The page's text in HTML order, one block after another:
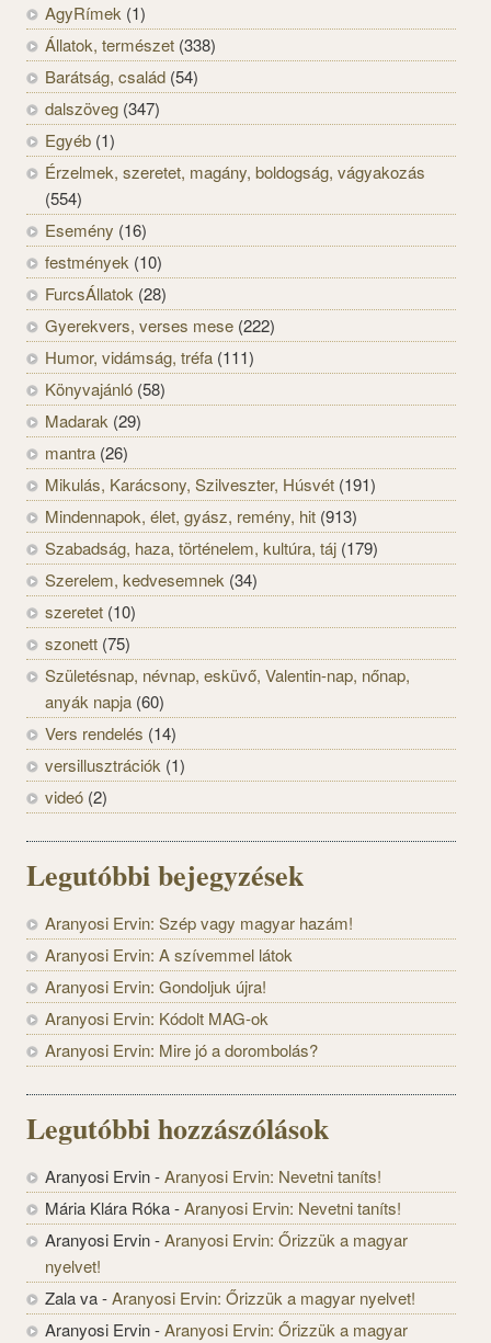
AgyRímek (1)
Állatok, természet (338)
Barátság, család (54)
dalszöveg (347)
Egyéb (1)
Érzelmek, szeretet, magány, boldogság, vágyakozás
(554)
Esemény (16)
festmények (10)
FurcsÁllatok (28)
Gyerekvers, verses mese (222)
Humor, vidámság, tréfa (111)
Könyvajánló (58)
Madarak (29)
mantra (26)
Mikulás, Karácsony, Szilveszter, Húsvét (191)
Mindennapok, élet, gyász, remény, hit (913)
Szabadság, haza, történelem, kultúra, táj (179)
Szerelem, kedvesemnek (34)
szeretet (10)
szonett (75)
Születésnap, névnap, esküvő, Valentin-nap, nőnap,
anyák napja (60)
Vers rendelés (14)
versillusztrációk (1)
videó (2)
Legutóbbi bejegyzések
Aranyosi Ervin: Szép vagy magyar hazám!
Aranyosi Ervin: A szívemmel látok
Aranyosi Ervin: Gondoljuk újra!
Aranyosi Ervin: Kódolt MAG-ok
Aranyosi Ervin: Mire jó a dorombolás?
Legutóbbi hozzászólások
Aranyosi Ervin-Aranyosi Ervin: Nevetni taníts!
Mária Klára Róka-Aranyosi Ervin: Nevetni taníts!
Aranyosi Ervin-Aranyosi Ervin: Őrizzük a magyar
nyelvet!
Zala va-Aranyosi Ervin: Őrizzük a magyar nyelvet!
Aranyosi Ervin-Aranyosi Ervin: Őrizzük a magyar